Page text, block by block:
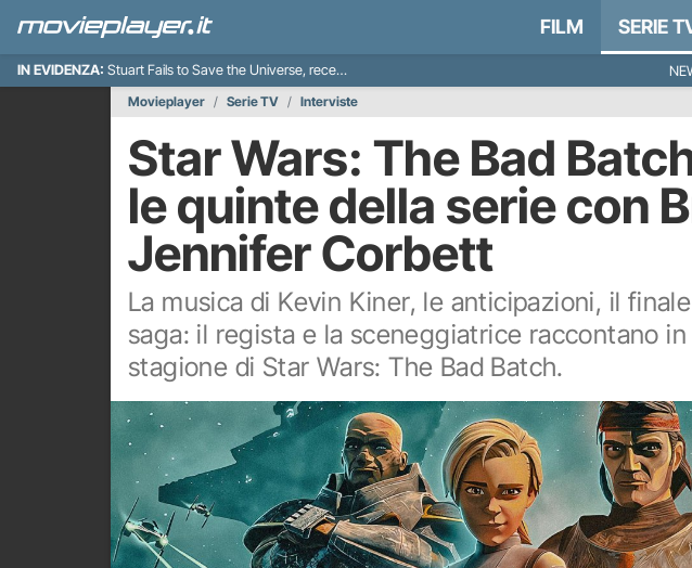
FILM SERIE
IN EVIDENZA: Stuart Fails to Save the Universe, recensione
Movieplayer
Serie TV Interviste
Star Wars: The Bad
le quinte della serie con
Jennifer Corbett
La musica di Kevin Kiner, le anticipazioni, il
saga: il regista e la sceneggiatrice raccontano
stagione di Star Wars: The Bad Batch.